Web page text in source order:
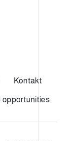
Kontakt
opportunities